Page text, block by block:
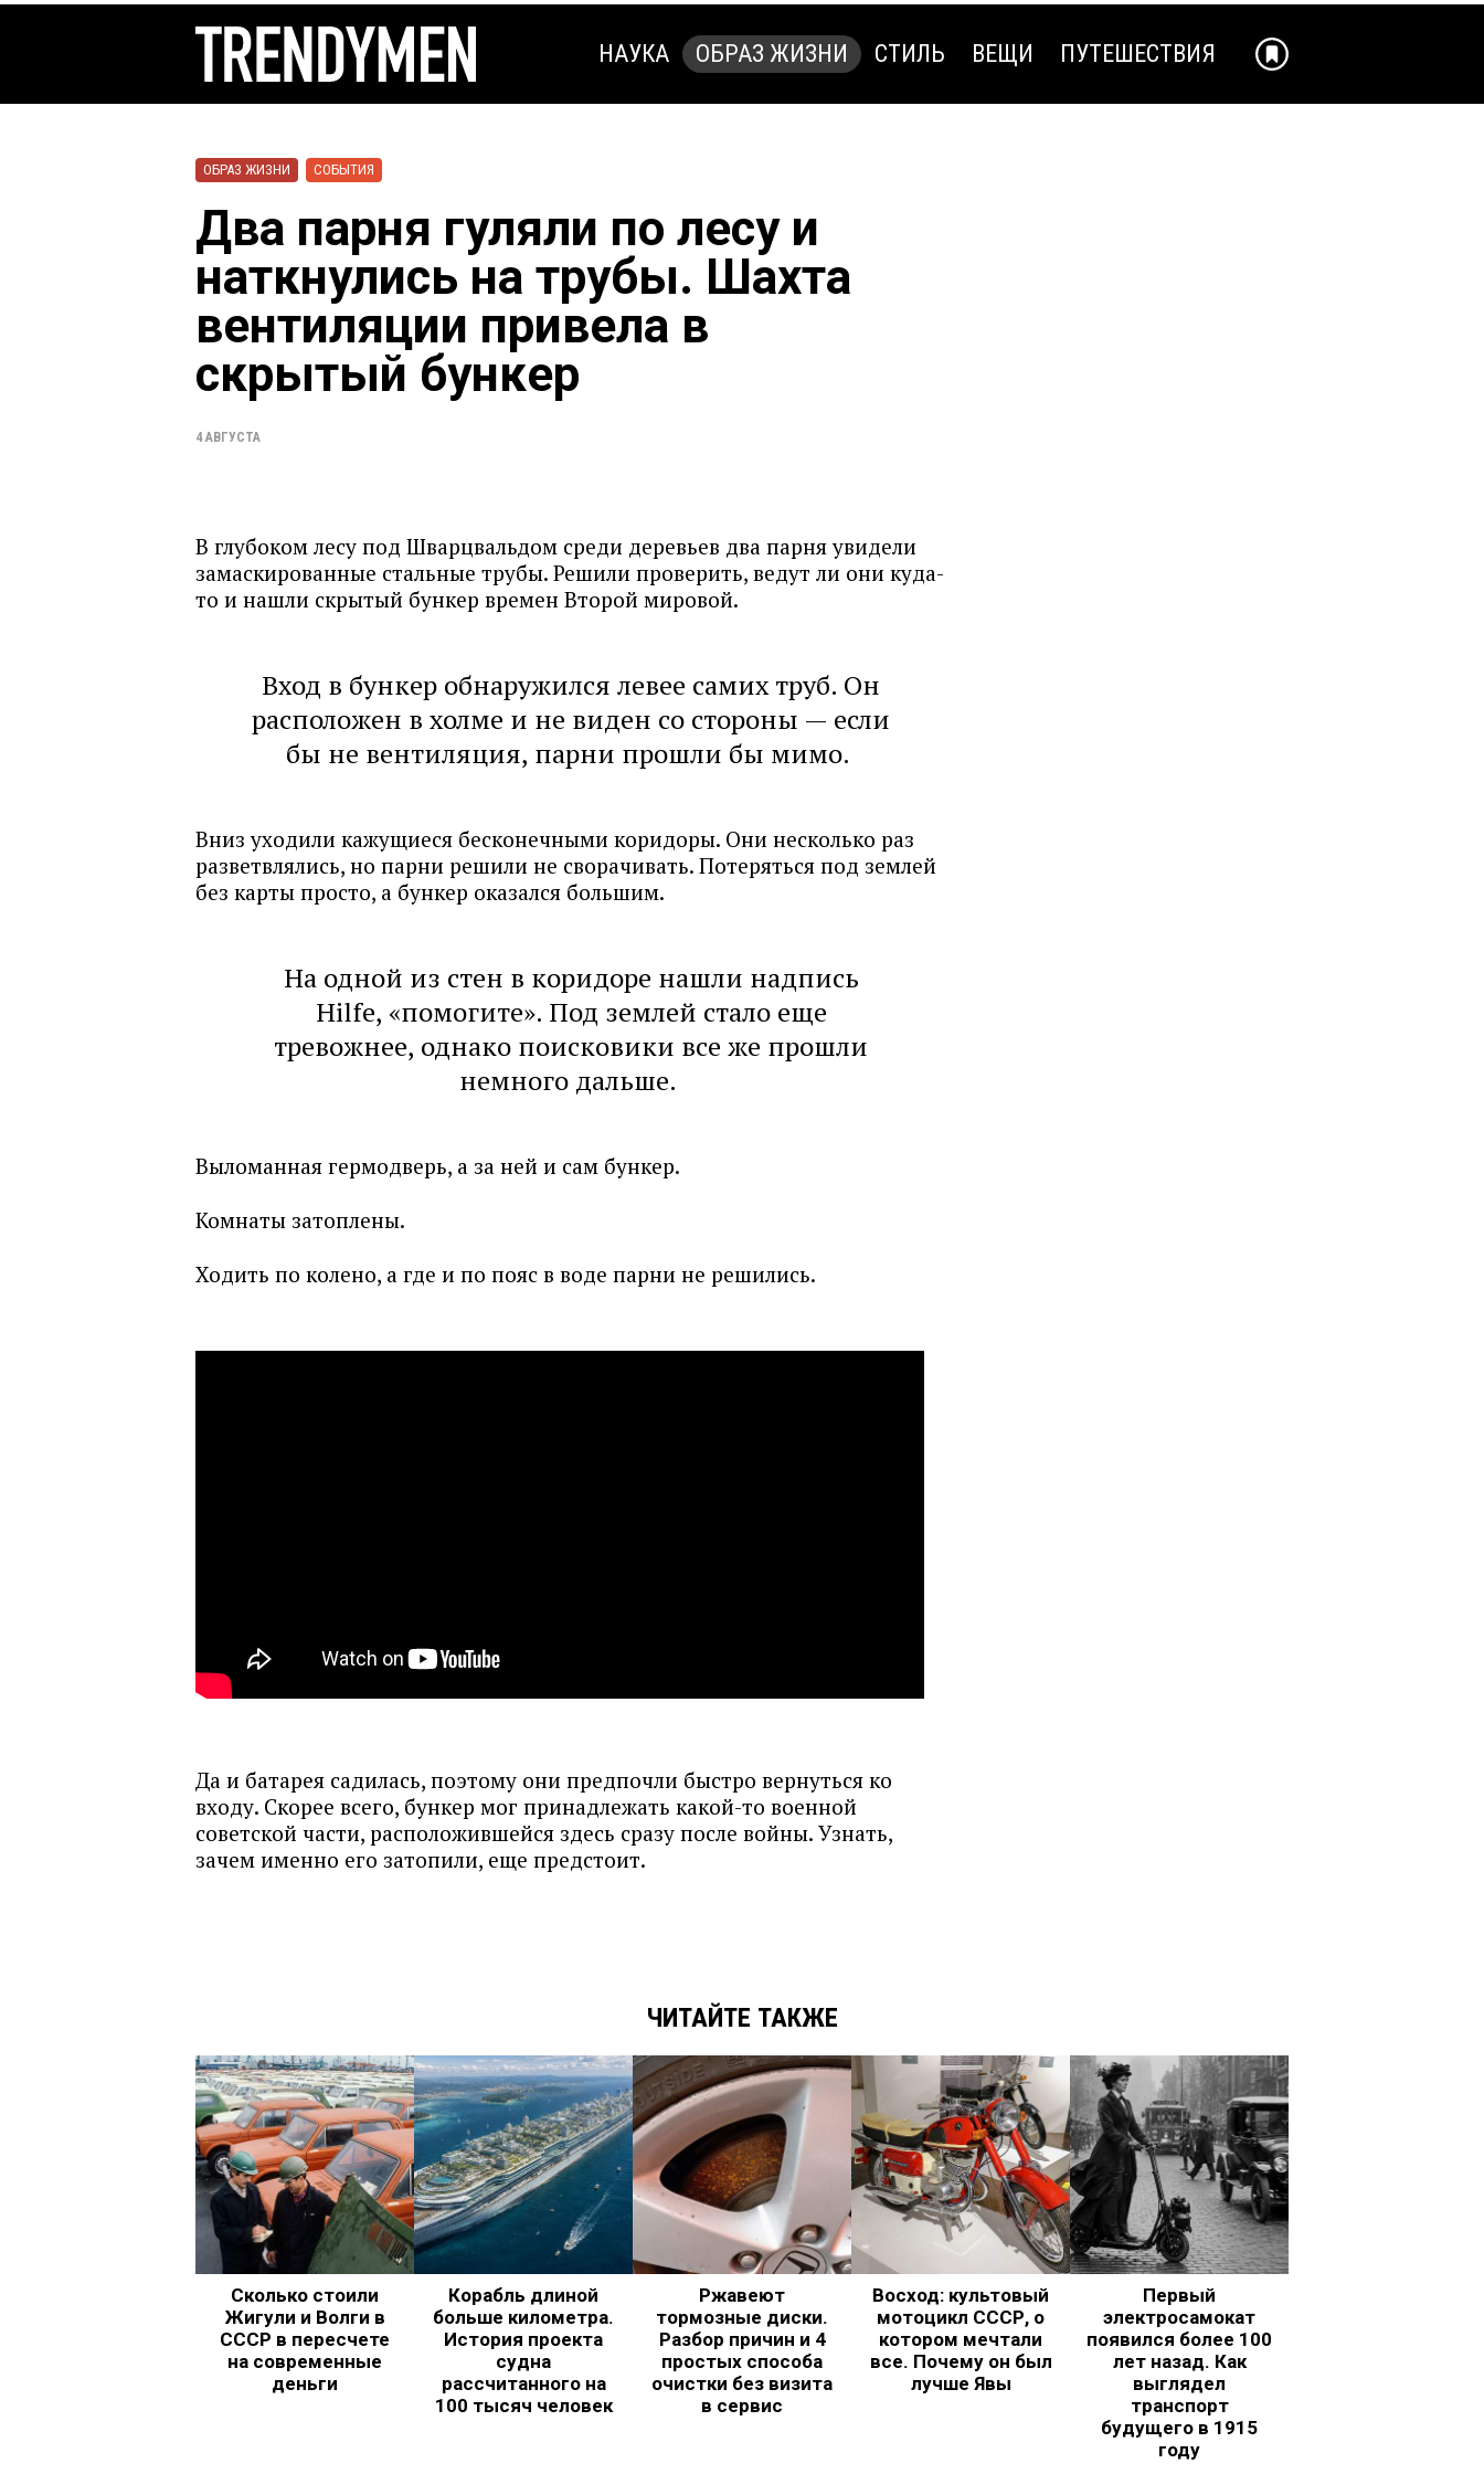
НАУКА ОБРАЗ ЖИЗНИ СТИЛЬ ВЕЩИ ПУТЕШЕСТВИЯ
ОБРАЗ ЖИЗНИ СОБЫТИЯ
Два парня гуляли по лесу и
наткнулись на трубы. Шахта
вентиляции привела в
скрытый бункер
4 АВГУСТА
В глубоком лесу под Шварцвальдом среди деревьев два парня увидели
замаскированные стальные трубы. Решили проверить, ведут ли они куда-
то и нашли скрытый бункер времен Второй мировой.
Вход в бункер обнаружился левее самих труб. Он
расположен в холме и не виден со стороны — если
бы не вентиляция, парни прошли бы мимо.
Вниз уходили кажущиеся бесконечными коридоры. Они несколько раз
разветвлялись, но парни решили не сворачивать. Потеряться под землей
без карты просто, а бункер оказался большим.
На одной из стен в коридоре нашли надпись
Hilfe, «помогите». Под землей стало еще
тревожнее, однако поисковики все же прошли
немного дальше.
Выломанная гермодверь, а за ней и сам бункер.
Комнаты затоплены.
Ходить по колено, а где и по пояс в воде парни не решились.
Да и батарея садилась, поэтому они предпочли быстро вернуться ко
входу. Скорее всего, бункер мог принадлежать какой-то военной
советской части, расположившейся здесь сразу после войны. Узнать,
зачем именно его затопили, еще предстоит.
ЧИТАЙТЕ ТАКЖЕ
Сколько стоили
Жигули и Волги в
СССР в пересчете
на современные
деньги
Корабль длиной
больше километра.
История проекта
судна
рассчитанного на
100 тысяч человек
Ржавеют
тормозные диски.
Разбор причин и 4
простых способа
очистки без визита
в сервис
Восход: культовый
мотоцикл СССР, о
котором мечтали
все. Почему он был
лучше Явы
Первый
электросамокат
появился более 100
лет назад. Как
выглядел
транспорт
будущего в 1915
году